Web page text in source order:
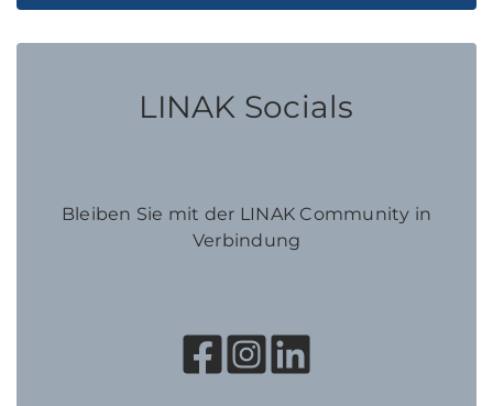
LINAK Socials
Bleiben Sie mit der LINAK Community in
Verbindung